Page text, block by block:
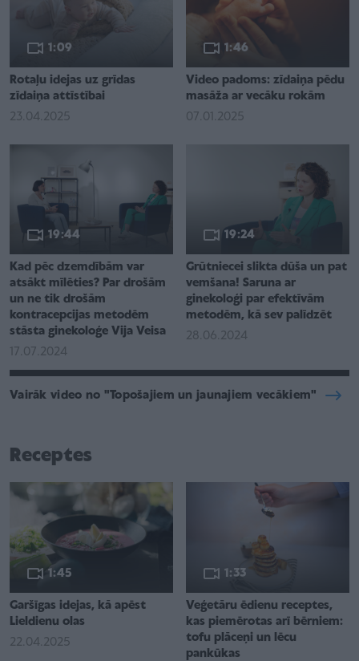
1:09
Rotaļu idejas uz grīdas
zīdaiņa attīstībai
23.04.2025
1:46
Video padoms: zīdaiņa pēdu
masāža ar vecāku rokām
07.01.2025
19:44
Kad pēc dzemdībām var
atsākt mīlēties? Par drošām
un ne tik drošām
kontracepcijas metodēm
stāsta ginekoloģe Vija Veisa
17.07.2024
19:24
Grūtniecei slikta dūša un pat
vemšana! Saruna ar
ginekoloģi par efektīvām
metodēm, kā sev palīdzēt
28.06.2024
Vairāk video no "Topošajiem un jaunajiem vecākiem"
Receptes
1:45
Garšīgas idejas, kā apēst
Lieldienu olas
22.04.2025
1:33
Veģetāru ēdienu receptes,
kas piemērotas arī bērniem:
tofu plāceņi un lēcu
pankūkas